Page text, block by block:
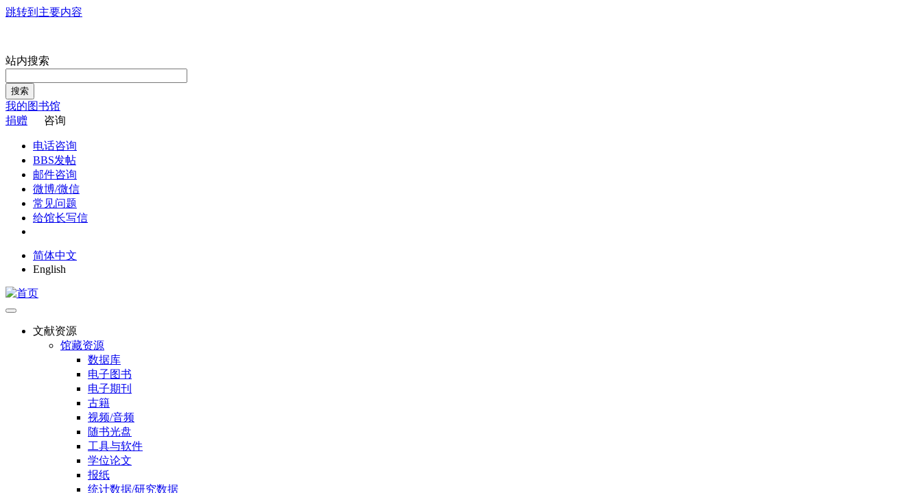
跳转到主要内容
站内搜索
搜索
我的图书馆
捐赠
咨询
电话咨询
BBS发帖
邮件咨询
微博/微信
常见问题
给馆长写信
简体中文
English
文献资源
馆藏资源
数据库
电子图书
电子期刊
古籍
视频/音频
随书光盘
工具与软件
学位论文
报纸
统计数据/研究数据